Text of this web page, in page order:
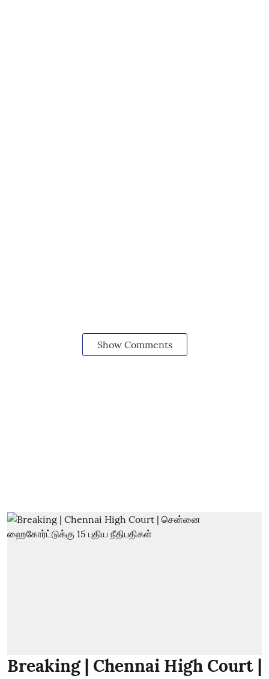
Show Comments
Breaking | Chennai High Court |